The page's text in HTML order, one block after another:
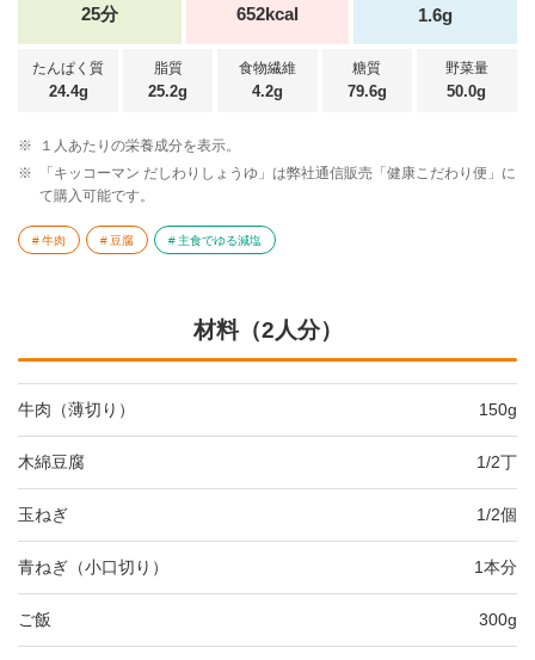
25分 652kcal 1.6g
たんぱく質
24.4g
脂質
25.2g
食物繊維
4.2g
糖質
79.6g
野菜量
50.0g
※
１人あたりの栄養成分を表示。
※
「キッコーマン だしわりしょうゆ」は弊社通信販売「健康こだわり便」に
て購入可能です。
牛肉 豆腐 主食でゆる減塩
材料（2人分）
牛肉（薄切り） 150g
木綿豆腐 1/2丁
玉ねぎ 1/2個
青ねぎ（小口切り） 1本分
ご飯 300g